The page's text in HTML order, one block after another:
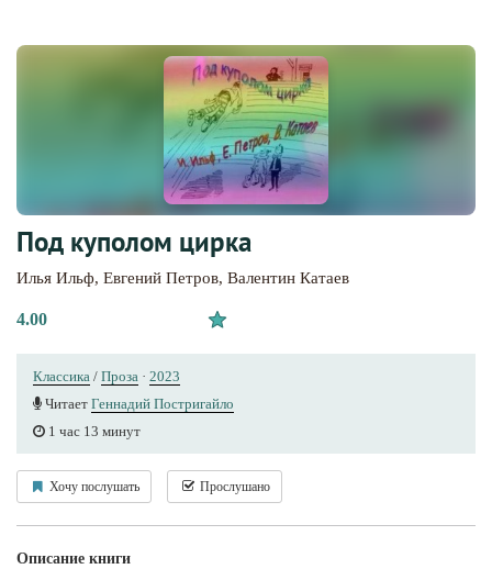
Под куполом цирка
Илья Ильф, Евгений Петров, Валентин Катаев
4.00
Классика / Проза · 2023
Читает Геннадий Постригайло
1 час 13 минут
Хочу послушать Прослушано
Описание книги